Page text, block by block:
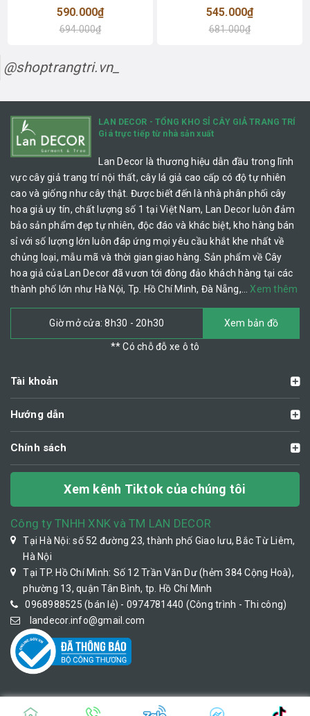
590.000₫
694.000₫
545.000₫
681.000₫
@shoptrangtri.vn_
LAN DECOR - TỔNG KHO SỈ CÂY GIẢ TRANG TRÍ
Giá trực tiếp từ nhà sản xuất
Lan Decor là thương hiệu dẫn đầu trong lĩnh
vực cây giả trang trí nội thất, cây lá giả cao cấp có độ tự nhiên
cao và giống như cây thật. Được biết đến là nhà phân phối cây
hoa giả uy tín, chất lượng số 1 tại Việt Nam, Lan Decor luôn đảm
bảo sản phẩm đẹp tự nhiên, độc đáo và khác biệt, kho hàng bán
sỉ với số lượng lớn luôn đáp ứng mọi yêu cầu khắt khe nhất về
chủng loại, mẫu mã và thời gian giao hàng. Sản phẩm về Cây
hoa giả của Lan Decor đã vươn tới đông đảo khách hàng tại các
thành phố lớn như Hà Nội, Tp. Hồ Chí Minh, Đà Nẵng,… Xem thêm
Giờ mở cửa: 8h30 - 20h30 Xem bản đồ
** Có chỗ đỗ xe ô tô
Tài khoản
Hướng dẫn
Chính sách
Xem kênh Tiktok của chúng tôi
Công ty TNHH XNK và TM LAN DECOR
Tại Hà Nội: số 52 đường 23, thành phố Giao lưu, Bắc Từ Liêm,
Hà Nội
Tại TP. Hồ Chí Minh: Số 12 Trần Văn Dư (hẻm 384 Cộng Hoà),
phường 13, quận Tân Bình, tp. Hồ Chí Minh
0968988525 (bán lẻ) - 0974781440 (Công trình - Thi công)
landecor.info@gmail.com